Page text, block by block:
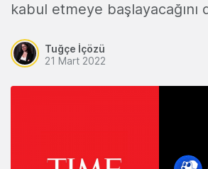
kabul etmeye başlayacağını
Tuğçe İçözü
21 Mart 2022